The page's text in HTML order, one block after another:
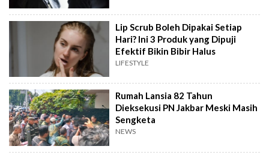
Lip Scrub Boleh Dipakai Setiap
Hari? Ini 3 Produk yang Dipuji
Efektif Bikin Bibir Halus
LIFESTYLE
Rumah Lansia 82 Tahun
Dieksekusi PN Jakbar Meski Masih
Sengketa
NEWS